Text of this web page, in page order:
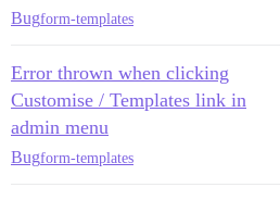
Bugform-templates
Error thrown when clicking
Customise / Templates link in
admin menu
Bugform-templates